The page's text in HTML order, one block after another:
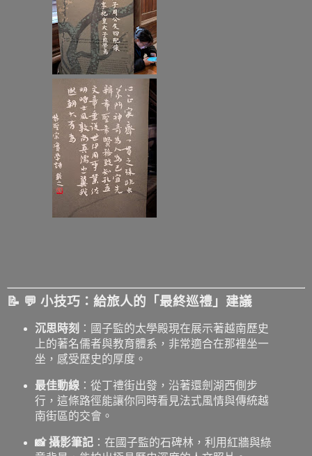
📝 💬 小技巧：給旅人的「最終巡禮」建議
沉思時刻 ：國子監的太學殿現在展示著越南歷史
上的著名儒者與教育體系，非常適合在那裡坐一
坐，感受歷史的厚度。
最佳動線：從丁禮街出發，沿著還劍湖西側步
行，這條路徑能讓你同時看見法式風情與傳統越
南街區的交會。
📸 攝影筆記：在國子監的石碑林，利用紅牆與綠